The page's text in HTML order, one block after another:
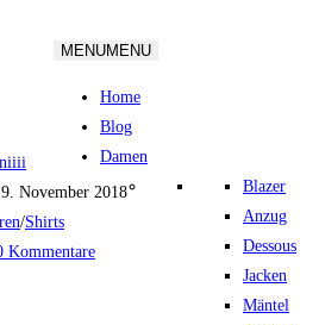
MENUMENU
Home
Blog
Damen
Blazer
Anzug
Dessous
Jacken
Mäntel
November 2018
/Shirts
Kommentare